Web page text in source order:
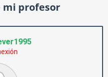
mi profesor